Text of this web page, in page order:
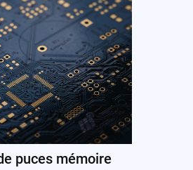
puces mémoire